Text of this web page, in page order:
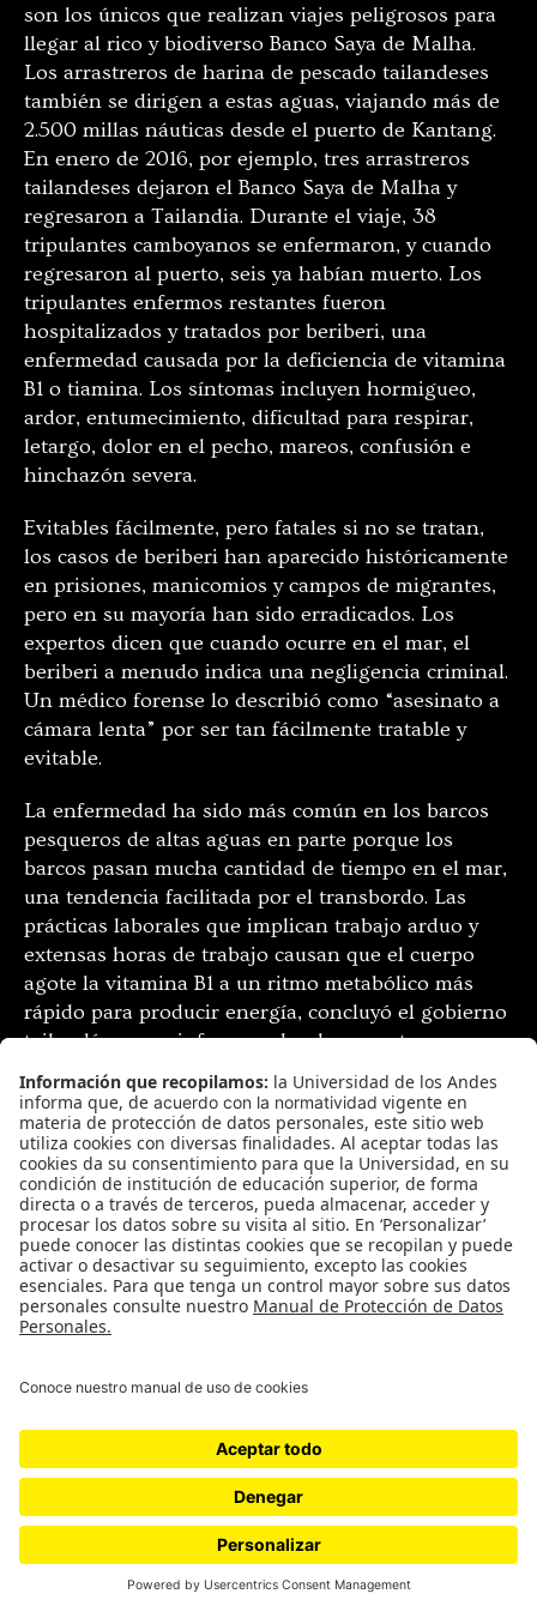
son los únicos que realizan viajes peligrosos para
llegar al rico y biodiverso Banco Saya de Malha.
Los arrastreros de harina de pescado tailandeses
también se dirigen a estas aguas, viajando más de
2.500 millas náuticas desde el puerto de Kantang.
En enero de 2016, por ejemplo, tres arrastreros
tailandeses dejaron el Banco Saya de Malha y
regresaron a Tailandia. Durante el viaje, 38
tripulantes camboyanos se enfermaron, y cuando
regresaron al puerto, seis ya habían muerto. Los
tripulantes enfermos restantes fueron
hospitalizados y tratados por beriberi, una
enfermedad causada por la deficiencia de vitamina
B1 o tiamina. Los síntomas incluyen hormigueo,
ardor, entumecimiento, dificultad para respirar,
letargo, dolor en el pecho, mareos, confusión e
hinchazón severa.
Evitables fácilmente, pero fatales si no se tratan,
los casos de beriberi han aparecido históricamente
en prisiones, manicomios y campos de migrantes,
pero en su mayoría han sido erradicados. Los
expertos dicen que cuando ocurre en el mar, el
beriberi a menudo indica una negligencia criminal.
Un médico forense lo describió como “asesinato a
cámara lenta” por ser tan fácilmente tratable y
evitable.
La enfermedad ha sido más común en los barcos
pesqueros de altas aguas en parte porque los
barcos pasan mucha cantidad de tiempo en el mar,
una tendencia facilitada por el transbordo. Las
prácticas laborales que implican trabajo arduo y
extensas horas de trabajo causan que el cuerpo
agote la vitamina B1 a un ritmo metabólico más
rápido para producir energía, concluyó el gobierno
tailandés en un informe sobre las muertes.
Investigaciones adicionales de Greenpeace
encontraron que algunos de los trabajadores
fueron víctimas de trabajo forzoso.
Hoy en día, menos barcos de la flota tailandesa
viajan al Banco Saya de Malha, pero algunos aún
hacen el viaje, y persisten las preguntas sobre sus
condiciones laborales. En abril de 2023, uno de
esos barcos, elChokephoemsin 1, un arrastrero
azul vivo de 90 pies, se dirigió al Banco Saya de
quien abordó el barco en Samut Prakan, en
según un informe elaborado por Stella Maris, una
organización sin fines de lucro que ayuda a los
pescadores. Como es típico en los barcos de alta
mar, las horas eran largas y agotadoras. Khunsena
ganaba 10.000 baht, o unos 288 dólares, por mes,
según su contrato.